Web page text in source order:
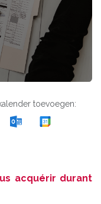
toevoegen:
acquérir durant